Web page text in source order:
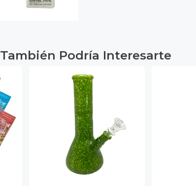
También Podría Interesarte